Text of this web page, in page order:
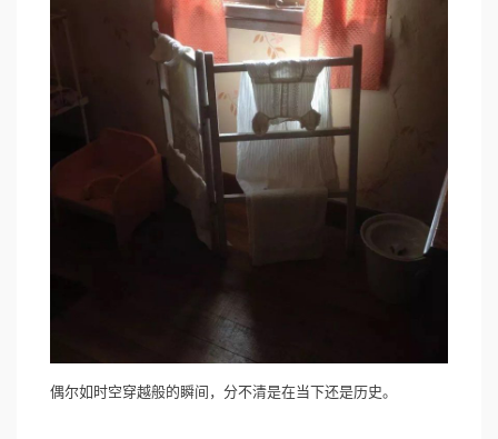
偶尔如时空穿越般的瞬间，分不清是在当下还是历史。